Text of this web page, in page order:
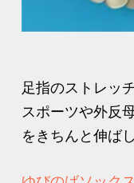
足指のストレッ
スポーツや外反
をきちんと伸ば